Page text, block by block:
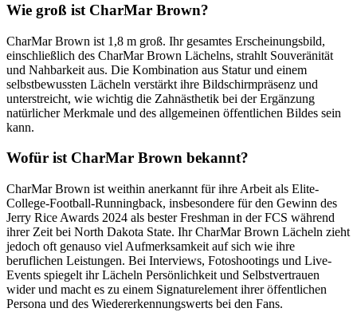
Wie groß ist CharMar Brown?
CharMar Brown ist 1,8 m groß. Ihr gesamtes Erscheinungsbild,
einschließlich des CharMar Brown Lächelns, strahlt Souveränität
und Nahbarkeit aus. Die Kombination aus Statur und einem
selbstbewussten Lächeln verstärkt ihre Bildschirmpräsenz und
unterstreicht, wie wichtig die Zahnästhetik bei der Ergänzung
natürlicher Merkmale und des allgemeinen öffentlichen Bildes sein
kann.
Wofür ist CharMar Brown bekannt?
CharMar Brown ist weithin anerkannt für ihre Arbeit als Elite-
College-Football-Runningback, insbesondere für den Gewinn des
Jerry Rice Awards 2024 als bester Freshman in der FCS während
ihrer Zeit bei North Dakota State. Ihr CharMar Brown Lächeln zieht
jedoch oft genauso viel Aufmerksamkeit auf sich wie ihre
beruflichen Leistungen. Bei Interviews, Fotoshootings und Live-
Events spiegelt ihr Lächeln Persönlichkeit und Selbstvertrauen
wider und macht es zu einem Signaturelement ihrer öffentlichen
Persona und des Wiedererkennungswerts bei den Fans.